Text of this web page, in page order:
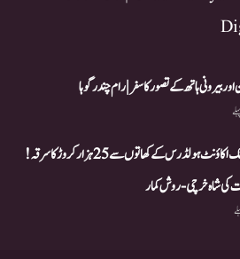
بیرونی ہاتھ کے تصور کا سفر | رام چندر گوہا
غریب بینک اکاؤنٹ ہولڈرس کے کھاتوں سے 25 ہزار کروڑ کا سرقہ!
کی شاہ خرچی-روش کمار